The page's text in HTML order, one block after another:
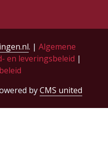
. | Algemene
en leveringsbeleid |
byCMS united